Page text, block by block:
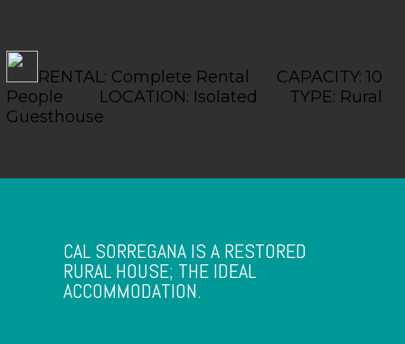
RENTAL: Complete Rental
CAPACITY: 10
People
LOCATION: Isolated
TYPE: Rural
Guesthouse
CAL SORREGANA IS A RESTORED
RURAL HOUSE; THE IDEAL
ACCOMMODATION.